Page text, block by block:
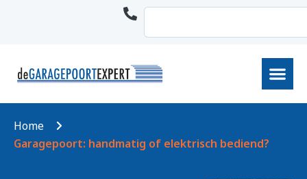
Home
Garagepoort: handmatig of elektrisch bediend?